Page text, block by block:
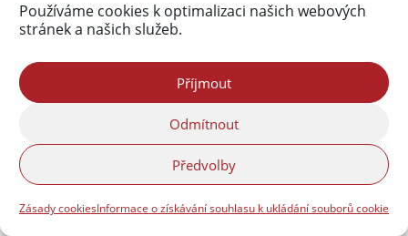
Používáme cookies k optimalizaci našich webových
stránek a našich služeb.
Příjmout
Odmítnout
Předvolby
Zásady cookiesInformace o získávání souhlasu k ukládání souborů cookie